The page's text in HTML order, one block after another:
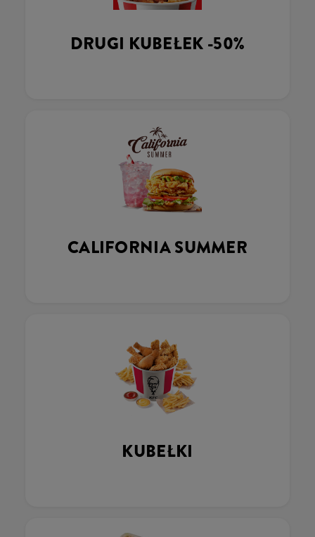
DRUGI KUBEŁEK -50%
CALIFORNIA SUMMER
KUBEŁKI